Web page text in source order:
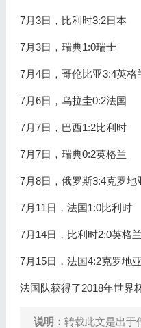
7月3日，比利时3:2日本
7月3日，瑞典1:0瑞士
7月4日，哥伦比亚3:4英格
7月6日，乌拉圭0:2法国
7月7日，巴西1:2比利时
7月7日，瑞典0:2英格兰
7月8日，俄罗斯3:4克罗地
7月11日，法国1:0比利时
7月14日，比利时2:0英格兰
7月15日，法国4:2克罗地
法国队获得了2018年世界
说明： 转载此文是出于